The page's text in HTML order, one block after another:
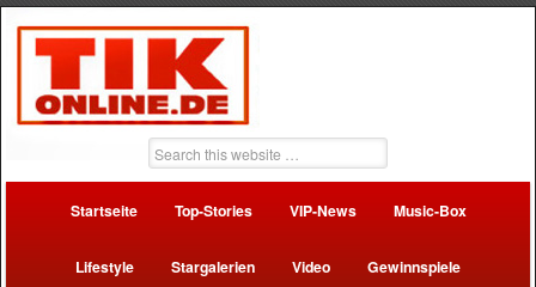
Startseite Top-Stories VIP-News Music-Box
Lifestyle Stargalerien Video Gewinnspiele